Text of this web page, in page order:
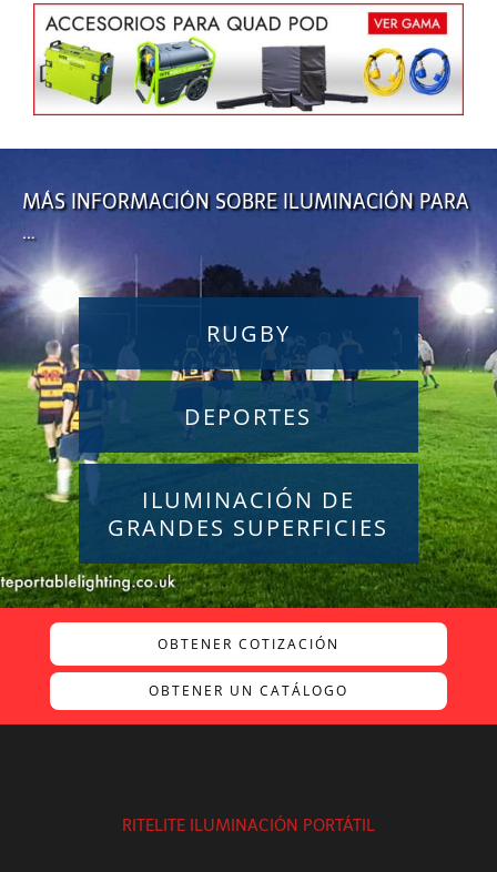
MÁS INFORMACIÓN SOBRE ILUMINACIÓN PARA
…
RUGBY
DEPORTES
ILUMINACIÓN DE
GRANDES SUPERFICIES
OBTENER COTIZACIÓN
OBTENER UN CATÁLOGO
RITELITE ILUMINACIÓN PORTÁTIL